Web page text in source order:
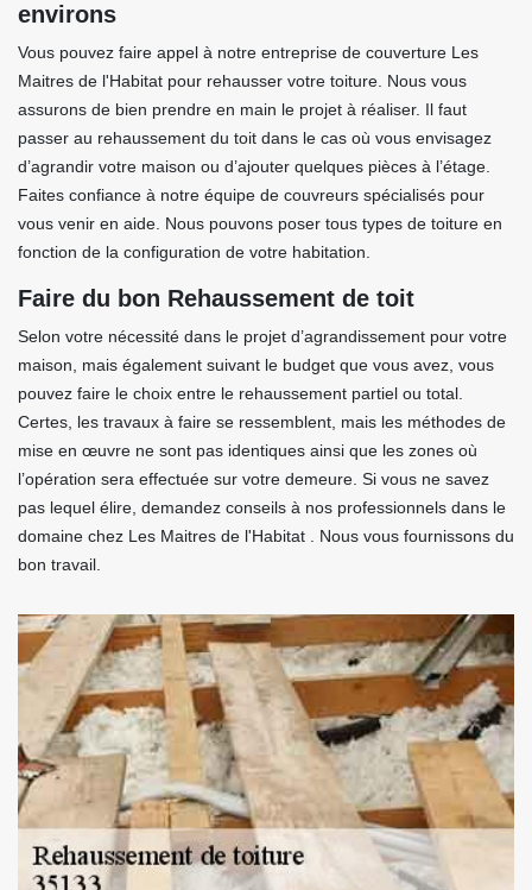
environs
Vous pouvez faire appel à notre entreprise de couverture Les
Maitres de l'Habitat pour rehausser votre toiture. Nous vous
assurons de bien prendre en main le projet à réaliser. Il faut
passer au rehaussement du toit dans le cas où vous envisagez
d’agrandir votre maison ou d’ajouter quelques pièces à l’étage.
Faites confiance à notre équipe de couvreurs spécialisés pour
vous venir en aide. Nous pouvons poser tous types de toiture en
fonction de la configuration de votre habitation.
Faire du bon Rehaussement de toit
Selon votre nécessité dans le projet d’agrandissement pour votre
maison, mais également suivant le budget que vous avez, vous
pouvez faire le choix entre le rehaussement partiel ou total.
Certes, les travaux à faire se ressemblent, mais les méthodes de
mise en œuvre ne sont pas identiques ainsi que les zones où
l’opération sera effectuée sur votre demeure. Si vous ne savez
pas lequel élire, demandez conseils à nos professionnels dans le
domaine chez Les Maitres de l'Habitat . Nous vous fournissons du
bon travail.